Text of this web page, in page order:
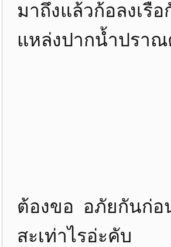
มาถึงแล้วก้อลงเรื
แหล่งปากน้ำปราณ
ต้องขอ อภัยกันก่อ
สะเท่าไรอ่ะคับ